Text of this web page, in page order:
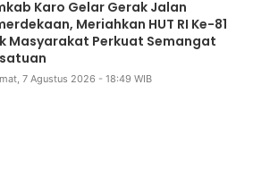
Karo Gelar Gerak Jalan
Meriahkan HUT RI Ke-81
Masyarakat Perkuat Semangat
7 Agustus 2026 - 18:49 WIB